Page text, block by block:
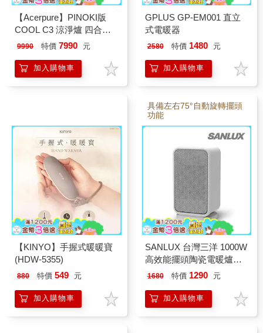
【Acerpure】PINOKI版
COOL C3 涼淨爐 四合一
涼暖空氣清淨機 (AH335-
9990 特價 7990 元
加入購物車
GPLUS GP-EM001 直立
式電暖器
2580 特價 1480 元
加入購物車
【KINYO】手握式暖暖寶
(HDW-5355)
880 特價 549 元
加入購物車
具備左右75°自動旋轉擺頭
功能
SANLUX 台灣三洋 1000W
高效能擺頭陶瓷電暖爐
SYR-K03
1680 特價 1290 元
加入購物車